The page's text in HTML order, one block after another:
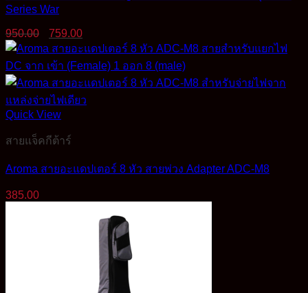
Series War
950.00
Original
price
was:
950.00฿.
759.00
price
is:
759.00฿.
Quick View
สายแจ็คกีต้าร์
Aroma สายอะแดปเตอร์ 8 หัว สายพ่วง Adapter ADC-M8
385.00